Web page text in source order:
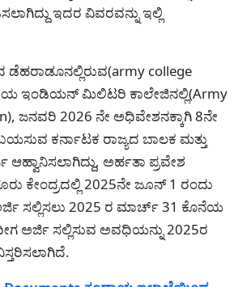
ಇದರ ವಿವರವನ್ನು ಇಲ್ಲಿ
ಡೆಹರಾಡೂನಲ್ಲಿರುವ(army college
ಇಂಡಿಯನ್ ಮಿಲಿಟರಿ ಕಾಲೇಜಿನಲ್ಲಿ(Army
ಜನವರಿ 2026 ನೇ ಅಧಿವೇಶನಕ್ಕಾಗಿ 8ನೇ
ಕರ್ನಾಟಕ ರಾಜ್ಯದ ಬಾಲಕ ಮತ್ತು
ಅರ್ಹತಾ ಪ್ರವೇಶ
ಕೇಂದ್ರದಲ್ಲಿ 2025ನೇ ಜೂನ್ 1 ರಂದು
ಸಲ್ಲಿಸಲು 2025 ರ ಮಾರ್ಚ್ 31 ಕೊನೆಯ
ಅರ್ಜಿ ಸಲ್ಲಿಸುವ ಅವಧಿಯನ್ನು 2025ರ